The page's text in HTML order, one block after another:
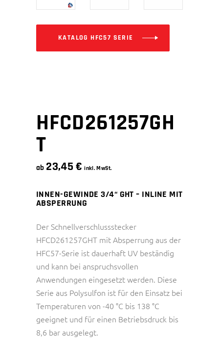
KATALOG HFC57 SERIE
HFCD261257GH
T
ab 23,45€ inkl. MwSt.
INNEN-GEWINDE 3/4“ GHT – INLINE MIT
ABSPERRUNG
Der Schnellverschlussstecker
HFCD261257GHT mit Absperrung aus der
HFC57-Serie ist dauerhaft UV beständig
und kann bei anspruchsvollen
Anwendungen eingesetzt werden. Diese
Serie aus Polysulfon ist für den Einsatz bei
Temperaturen von -40 °C bis 138 °C
geeignet und für einen Betriebsdruck bis
8,6 bar ausgelegt.